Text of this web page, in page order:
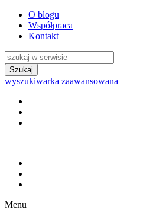
O blogu
Współpraca
Kontakt
wyszukiwarka zaawansowana
Menu